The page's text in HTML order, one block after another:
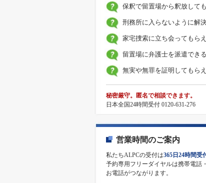
保釈で留置場から釈放して
刑務所に入らないように解
家宅捜索に立ち会ってもら
留置場に弁護士を派遣でき
無実や無罪を証明してもら
秘密厳守。匿名で相談できます。
日本全国24時間受付 0120-631-276
営業時間のご案内
私たちALPCの受付は365日24時間受
予約専用フリーダイヤルは携帯電話
お電話がつながります。